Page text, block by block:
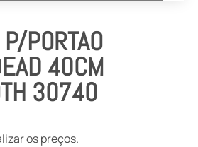
PORTAO
40CM
30740
os preços.